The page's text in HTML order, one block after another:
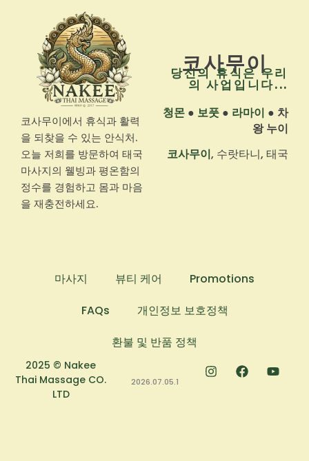
코사무이에서 휴식과 활력
을 되찾을 수 있는 안식처.
오늘 저희를 방문하여 태국
마사지의 웰빙과 평온함의
정수를 경험하고 몸과 마음
을 재충전하세요.
코사무이
당신의 휴식은 우리
의 사업입니다...
청몬 ● 보풋 ● 라마이 ● 차
왕 누이
코사무이, 수랏타니, 태국
마사지 뷰티 케어
Promotions
FAQs
개인정보 보호정책
환불 및 반품 정책
2025 © Nakee
Thai Massage CO.
LTD
2026.07.05.1